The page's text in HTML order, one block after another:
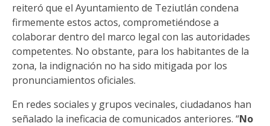
reiteró que el Ayuntamiento de Teziutlán condena
firmemente estos actos, comprometiéndose a
colaborar dentro del marco legal con las autoridades
competentes. No obstante, para los habitantes de la
zona, la indignación no ha sido mitigada por los
pronunciamientos oficiales.
En redes sociales y grupos vecinales, ciudadanos han
señalado la ineficacia de comunicados anteriores. “No